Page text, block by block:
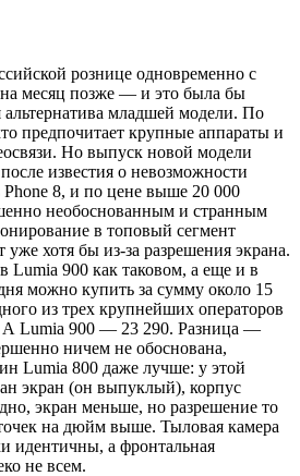
рознице одновременно с
месяц позже — и это была бы
альтернатива младшей модели. По
предпочитает крупные аппараты и
Но выпуск новой модели
известия о невозможности
8, и по цене выше 20 000
необоснованным и странным
в топовый сегмент
хотя бы из-за разрешения экрана.
Lumia 900 как таковом, а еще и в
можно купить за сумму около 15
из трех крупнейших операторов
А Lumia 900 — 23 290. Разница —
ничем не обоснована,
Lumia 800 даже лучше: у этой
экран (он выпуклый), корпус
экран меньше, но разрешение то
на дюйм выше. Тыловая камера
идентичны, а фронтальная
не всем.